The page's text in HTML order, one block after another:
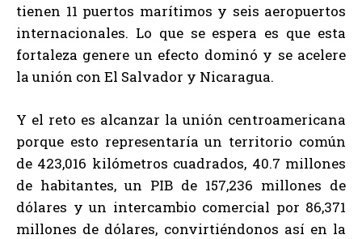
tienen 11 puertos marítimos y seis aeropuertos
internacionales. Lo que se espera es que esta
fortaleza genere un efecto dominó y se acelere
la unión con El Salvador y Nicaragua.
Y el reto es alcanzar la unión centroamericana
porque esto representaría un territorio común
de 423,016 kilómetros cuadrados, 40.7 millones
de habitantes, un PIB de 157,236 millones de
dólares y un intercambio comercial por 86,371
millones de dólares, convirtiéndonos así en la